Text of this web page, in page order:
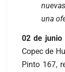
una
02 de junio
Copec de
Pinto 167,